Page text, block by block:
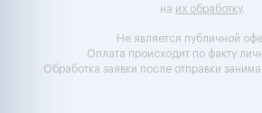
на их обработку.
Не является публичной
Оплата происходит по факту
Обработка заявки после отправки